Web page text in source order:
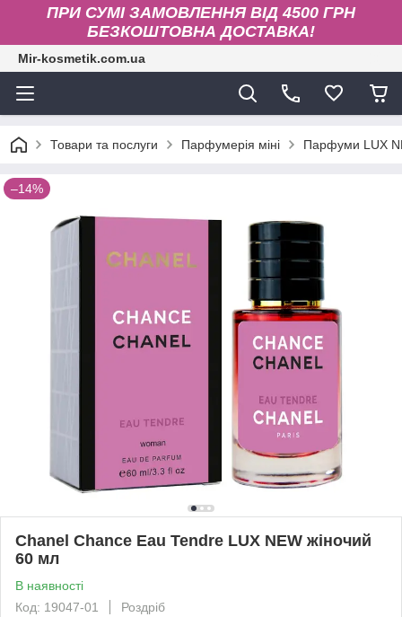
ПРИ СУМІ ЗАМОВЛЕННЯ ВІД 4500 ГРН
БЕЗКОШТОВНА ДОСТАВКА!
Mir-kosmetik.com.ua
Товари та послуги Парфумерія міні Парфуми LUX
–14%
Chanel Chance Eau Tendre LUX NEW жіночий
60 мл
В наявності
Код: 19047-01
Роздріб